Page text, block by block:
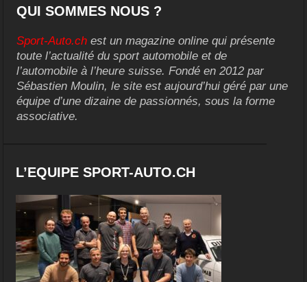
QUI SOMMES NOUS ?
Sport-Auto.ch est un magazine online qui présente
toute l’actualité du sport automobile et de
l’automobile à l’heure suisse. Fondé en 2012 par
Sébastien Moulin, le site est aujourd’hui géré par une
équipe d’une dizaine de passionnés, sous la forme
associative.
L’EQUIPE SPORT-AUTO.CH